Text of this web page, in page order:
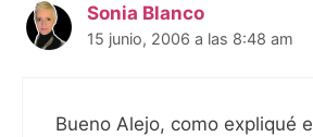
Sonia Blanco
15 junio, 2006 a las 8:48 am
Bueno Alejo, como expliqué